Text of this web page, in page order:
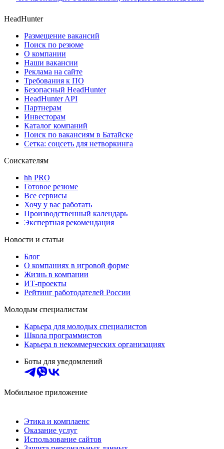
HeadHunter
Размещение вакансий
Поиск по резюме
О компании
Наши вакансии
Реклама на сайте
Требования к ПО
Безопасный HeadHunter
HeadHunter API
Партнерам
Инвесторам
Каталог компаний
Поиск по вакансиям в Батайске
Сетка: соцсеть для нетворкинга
Соискателям
hh PRO
Готовое резюме
Все сервисы
Хочу у вас работать
Производственный календарь
Экспертная рекомендация
Новости и статьи
Блог
О компаниях в игровой форме
Жизнь в компании
ИТ-проекты
Рейтинг работодателей России
Молодым специалистам
Карьера для молодых специалистов
Школа программистов
Карьера в некоммерческих организациях
Боты для уведомлений
Мобильное приложение
Этика и комплаенс
Оказание услуг
Использование сайтов